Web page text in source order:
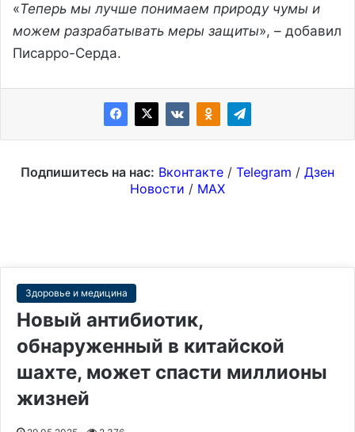
«Теперь мы лучше понимаем природу чумы и
можем разрабатывать меры защиты», – добавил
Писарро-Серда.
Подпишитесь на нас: Вконтакте / Telegram / Дзен
Новости / MAX